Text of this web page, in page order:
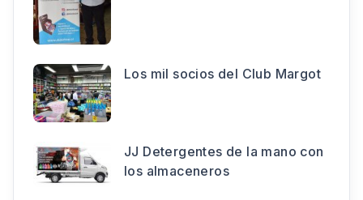
Los mil socios del Club Margot
JJ Detergentes de la mano con
los almaceneros